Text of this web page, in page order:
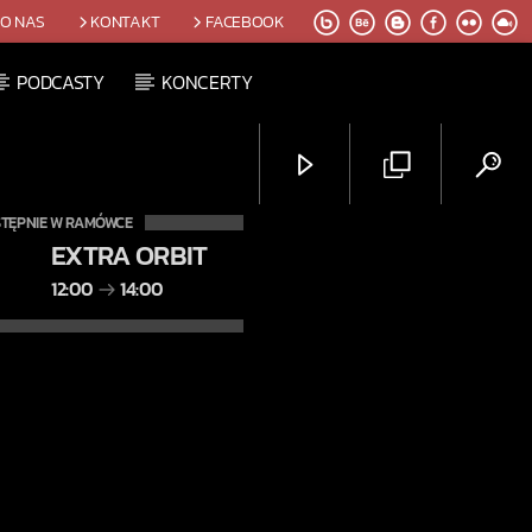
O NAS KONTAKT FACEBOOK
PODCASTY KONCERTY
W RAMÓWCE
EXTRA ORBIT
12:00 14:00